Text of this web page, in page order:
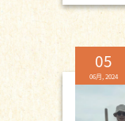
05
06月, 2024